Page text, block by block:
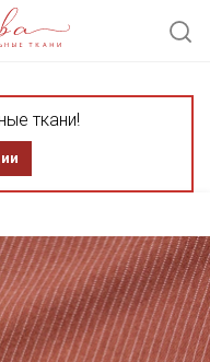
ткани!